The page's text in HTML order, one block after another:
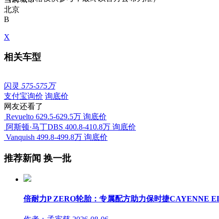
北京
B
X
相关车型
闪灵 575-575万
支付宝询价 询底价
网友还看了
Revuelto 629.5-629.5万 询底价
阿斯顿·马丁DBS 400.8-410.8万 询底价
Vanquish 499.8-499.8万 询底价
推荐新闻 换一批
倍耐力P ZERO轮胎：专属配方助力保时捷CAYENNE